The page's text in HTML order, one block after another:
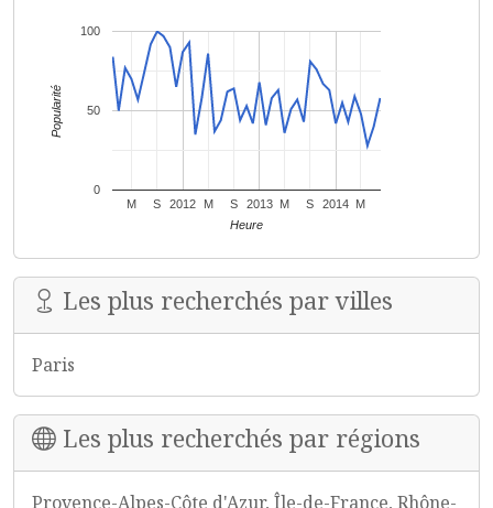
2012 2013 2014
M S M S M S M
0
50
100
Heure
Popularité
Les plus recherchés par villes
Paris
Les plus recherchés par régions
Provence-Alpes-Côte d'Azur, Île-de-France, Rhône-